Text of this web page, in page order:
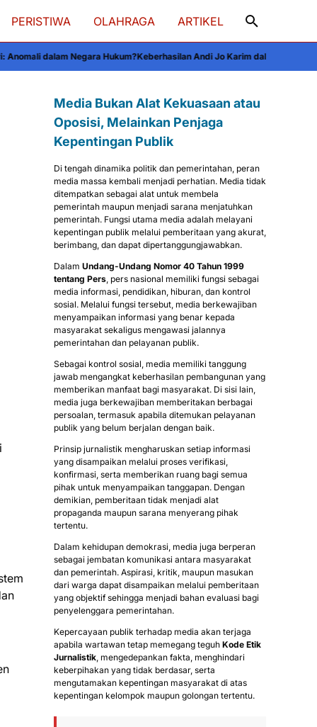
PERISTIWA OLAHRAGA ARTIKEL
Hukum?Keberhasilan Andi Jo Karim dalam OSN 2026: Satu-satunya
Media Bukan Alat Kekuasaan atau
Oposisi, Melainkan Penjaga
Kepentingan Publik
Di tengah dinamika politik dan pemerintahan, peran
media massa kembali menjadi perhatian. Media tidak
ditempatkan sebagai alat untuk membela
pemerintah maupun menjadi sarana menjatuhkan
pemerintah. Fungsi utama media adalah melayani
kepentingan publik melalui pemberitaan yang akurat,
berimbang, dan dapat dipertanggungjawabkan.
Dalam Undang-Undang Nomor 40 Tahun 1999
tentang Pers, pers nasional memiliki fungsi sebagai
media informasi, pendidikan, hiburan, dan kontrol
sosial. Melalui fungsi tersebut, media berkewajiban
menyampaikan informasi yang benar kepada
masyarakat sekaligus mengawasi jalannya
pemerintahan dan pelayanan publik.
Sebagai kontrol sosial, media memiliki tanggung
jawab mengangkat keberhasilan pembangunan yang
memberikan manfaat bagi masyarakat. Di sisi lain,
media juga berkewajiban memberitakan berbagai
persoalan, termasuk apabila ditemukan pelayanan
publik yang belum berjalan dengan baik.
Prinsip jurnalistik mengharuskan setiap informasi
yang disampaikan melalui proses verifikasi,
konfirmasi, serta memberikan ruang bagi semua
pihak untuk menyampaikan tanggapan. Dengan
demikian, pemberitaan tidak menjadi alat
propaganda maupun sarana menyerang pihak
tertentu.
Dalam kehidupan demokrasi, media juga berperan
sebagai jembatan komunikasi antara masyarakat
dan pemerintah. Aspirasi, kritik, maupun masukan
dari warga dapat disampaikan melalui pemberitaan
yang objektif sehingga menjadi bahan evaluasi bagi
penyelenggara pemerintahan.
Kepercayaan publik terhadap media akan terjaga
apabila wartawan tetap memegang teguh Kode Etik
Jurnalistik, mengedepankan fakta, menghindari
keberpihakan yang tidak berdasar, serta
mengutamakan kepentingan masyarakat di atas
kepentingan kelompok maupun golongan tertentu.